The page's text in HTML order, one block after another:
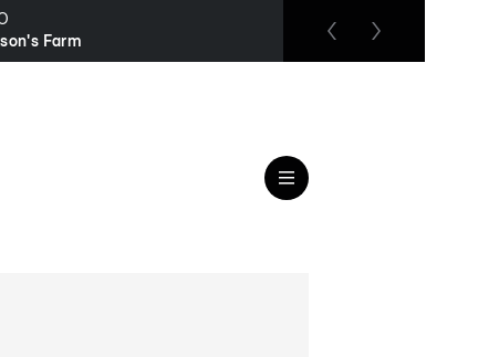
Farm
RTL up
Remington Steele